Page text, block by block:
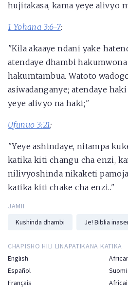
hujitakasa, kama yeye alivyo
1 Yohana 3:6-7:
"Kila akaaye ndani yake
atendaye dhambi hakumwona
hakumtambua. Watoto
asiwadanganye; atendaye
yeye alivyo na haki;"
Ufunuo 3:21:
"Yeye ashindaye, nitampa
katika kiti changu cha enzi,
nilivyoshinda nikaketi pamoja
katika kiti chake cha enzi.."
JAMII
Kushinda dhambi
Je! Biblia
CHAPISHO HILI LINAPATIKANA KATIKA
English
Español
Suomi
Français